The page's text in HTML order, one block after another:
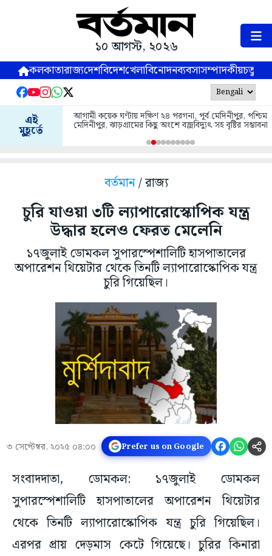
১০ আগস্ট, ২০২৬
কলকাতারাজ্যদেশবিদেশখেলাবিনোদনব্যবসাসম্পাদকীয়
এই
মুহূর্তে
আগামী কয়েক ঘণ্টায় দক্ষিণ ২৪ পরগনা, পূর্ব মেদিনীপুর, পশ্চিম
মেদিনীপুর, ঝাড়গ্রামের কিছু অংশে বজ্রবিদ্যুৎ সহ বৃষ্টির সম্ভাবনা
বর্তমান/ রাজ্য
চুরি যাওয়া ৩টি ল্যাপারোস্কোপিক যন্ত্র
উদ্ধার হলেও ফেরত মেলেনি
১৭জুলাই ডোমকল সুপারস্পেশালিটি হাসপাতালের
অপারেশন থিয়েটার থেকে তিনটি ল্যাপারোস্কোপিক যন্ত্র
চুরি গিয়েছিল।
৩ সেপ্টেম্বর, ২০২৫ ০৪:০০ Prefer us on Google
সংবাদদাতা, ডোমকল: ১৭জুলাই ডোমকল
সুপারস্পেশালিটি হাসপাতালের অপারেশন থিয়েটার
থেকে তিনটি ল্যাপারোস্কোপিক যন্ত্র চুরি গিয়েছিল।
এরপর প্রায় দেড়মাস কেটে গিয়েছে। চুরির কিনারা